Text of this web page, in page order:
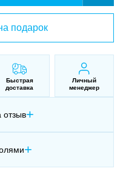
подарок
Быстрая
доставка
Личный
менеджер
отзыв+
+